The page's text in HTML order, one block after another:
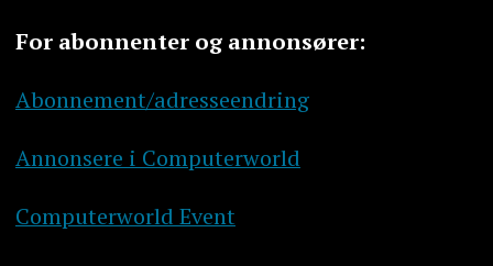
For abonnenter og annonsører:
Abonnement/adresseendring
Annonsere i Computerworld
Computerworld Event